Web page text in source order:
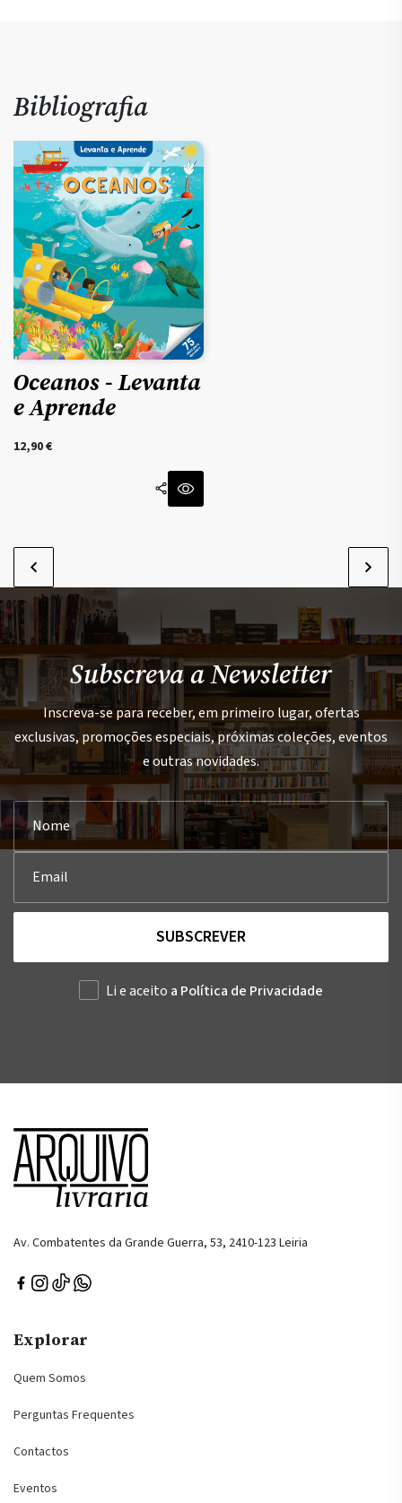
Bibliografia
Oceanos - Levanta
e Aprende
12,90€
Subscreva a Newsletter
Inscreva-se para receber, em primeiro lugar, ofertas
exclusivas, promoções especiais, próximas coleções, eventos
e outras novidades.
SUBSCREVER
Li e aceito a Política de Privacidade
Av. Combatentes da Grande Guerra, 53, 2410-123 Leiria
Explorar
Quem Somos
Perguntas Frequentes
Contactos
Eventos